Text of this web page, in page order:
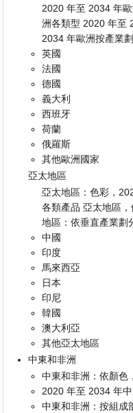
2020 年至 2034 年
洲各類型 2020 年至
2034 年歐洲按產業
英國
法國
德國
義大利
西班牙
荷蘭
俄羅斯
其他歐洲國家
亞太地區
亞太地區：色彩，
各類產品 亞太地區
地區：依垂直產業劃
中國
印度
馬來西亞
日本
印尼
韓國
澳大利亞
其他亞太地區
中東和非洲
中東和非洲：依顏色
2020 年至 2034 年
中東和非洲：按組成